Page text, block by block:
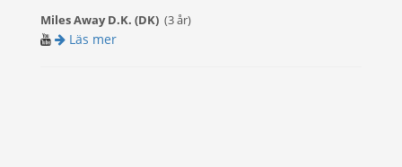
Miles Away D.K. (DK) (3 år)
Läs mer